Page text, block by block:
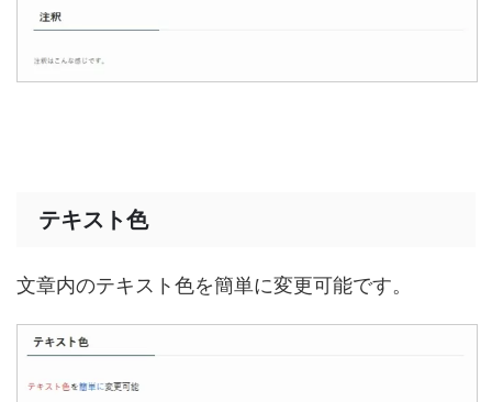
テキスト色
文章内のテキスト色を簡単に変更可能です。